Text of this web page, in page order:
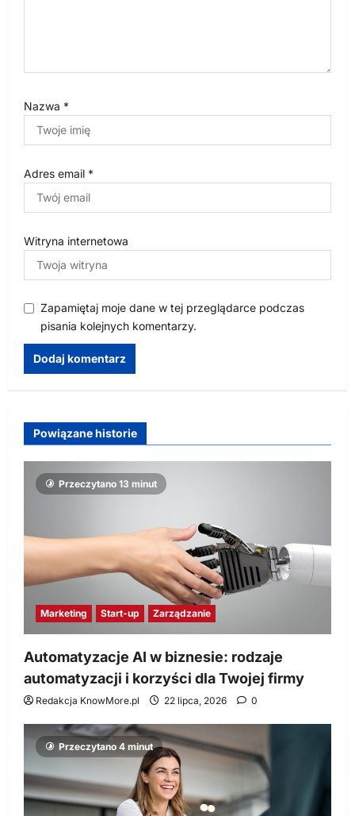
Nazwa *
Adres email *
Witryna internetowa
Zapamiętaj moje dane w tej przeglądarce podczas
pisania kolejnych komentarzy.
Powiązane historie
Przeczytano 13 minut
Marketing Start-up Zarządzanie
Automatyzacje AI w biznesie: rodzaje
automatyzacji i korzyści dla Twojej firmy
Redakcja KnowMore.pl 22 lipca, 2026 0
Przeczytano 4 minut